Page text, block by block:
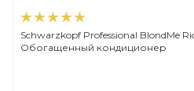
Schwarzkopf Professional BlondMe
Обогащенный кондиционер